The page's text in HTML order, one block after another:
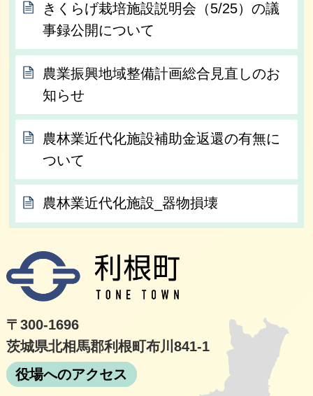
きくらげ栽培施設説明会（5/25）の議
事録公開について
農業振興地域整備計画総合見直しのお
知らせ
農林業近代化施設補助金返還の有無に
ついて
農林業近代化施設_器物損壊
〒300-1696
茨城県北相馬郡利根町布川841-1
役場へのアクセス